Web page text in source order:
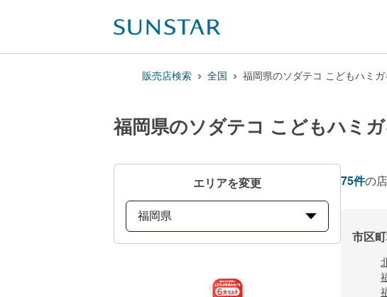
販売店検索 全国 福岡県のソダテコ こどもハミ
福岡県のソダテコ こどもハミ
エリアを変更
福岡県
75件の
市区